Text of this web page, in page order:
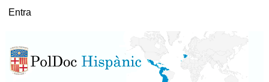
Vés
User
Entra